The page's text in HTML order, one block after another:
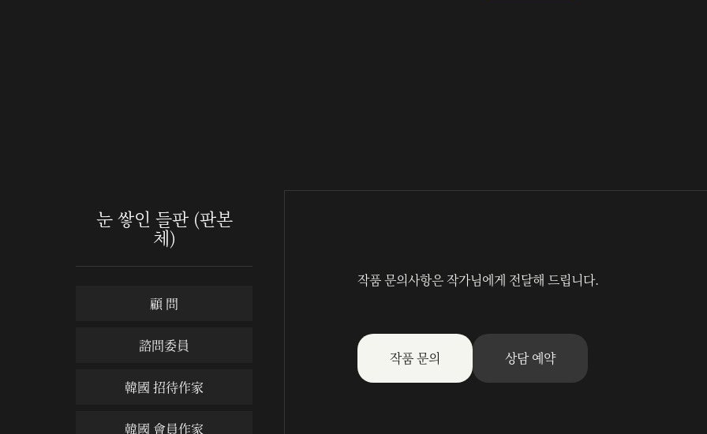
눈 쌓인 들판 (판본
체)
顧 問
諮問委員
韓國 招待作家
韓國 會員作家
작품 문의사항은 작가님에게 전달해 드립니다.
작품 문의 상담 예약